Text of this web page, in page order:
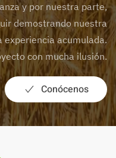
y por nuestra parte,
demostrando nuestra
experiencia acumulada.
con mucha ilusión.
Conócenos